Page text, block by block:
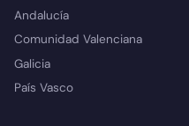
Andalucía
Comunidad Valenciana
Galicia
País Vasco